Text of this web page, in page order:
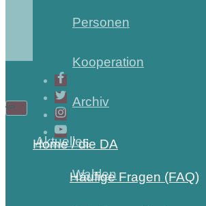
Personen
Kooperation
Archiv
Aktuelles
Wahlen
Home / die DA
Häufige Fragen (FAQ)